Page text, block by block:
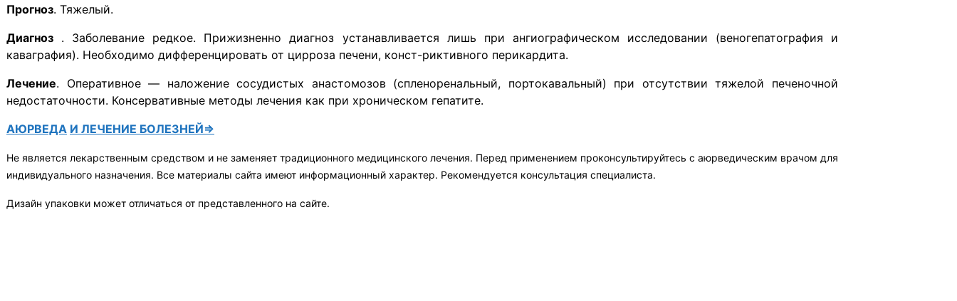
Прогноз. Тяжелый.
Диагноз . Заболевание редкое. Прижизненно диагноз устанавливается лишь при ангиографическом исследовании (веногепатография и
каваграфия). Необходимо дифференцировать от цирроза печени, конст-риктивного перикардита.
Лечение. Оперативное — наложение сосудистых анастомозов (спленоренальный, портокавальный) при отсутствии тяжелой печеночной
недостаточности. Консервативные методы лечения как при хроническом гепатите.
АЮРВЕДА И ЛЕЧЕНИЕ БОЛЕЗНЕЙ⇒
Не является лекарственным средством и не заменяет традиционного медицинского лечения. Перед применением проконсультируйтесь с аюрведическим врачом для
индивидуального назначения. Все материалы сайта имеют информационный характер. Рекомендуется консультация специалиста.
Дизайн упаковки может отличаться от представленного на сайте.